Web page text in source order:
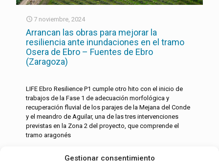
Gestionar consentimiento
7 noviembre, 2024
Arrancan las obras para mejorar la
resiliencia ante inundaciones en el tramo
Osera de Ebro – Fuentes de Ebro
(Zaragoza)
LIFE Ebro Resilience P1 cumple otro hito con el inicio de
trabajos de la Fase 1 de adecuación morfológica y
recuperación fluvial de los parajes de la Mejana del Conde
y el meandro de Aguilar, una de las tres intervenciones
previstas en la Zona 2 del proyecto, que comprende el
tramo aragonés